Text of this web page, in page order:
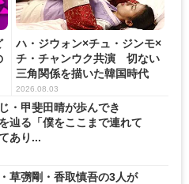
ハ・ジウォン×チュ・ジンモ×
チ・チャンウク共演 切ない
三角関係を描いた韓国時代
劇...
2026.08.03
・甲斐田晴が歩んでき
辿る「僕をここまで連れて
あり...
草彅剛・香取慎吾の3人が